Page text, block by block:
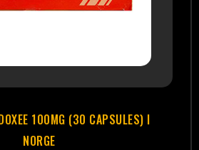
100MG (30 CAPSULES) I
NORGE